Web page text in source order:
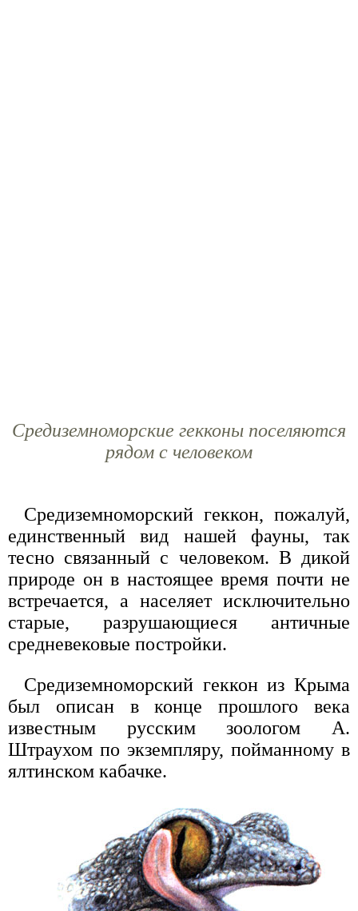
Средиземноморские гекконы поселяются
рядом с человеком
Средиземноморский геккон, пожалуй,
единственный вид нашей фауны, так
тесно связанный с человеком. В дикой
природе он в настоящее время почти не
встречается, а населяет исключительно
старые, разрушающиеся античные
средневековые постройки.
Средиземноморский геккон из Крыма
был описан в конце прошлого века
известным русским зоологом А.
Штраухом по экземпляру, пойманному в
ялтинском кабачке.